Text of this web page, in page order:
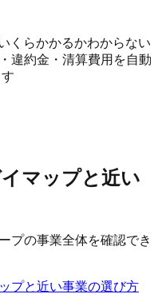
くらかかるかわからない
違約金・清算費用を自動
マップと近い
プの事業全体を確認でき
プと近い事業の選び方